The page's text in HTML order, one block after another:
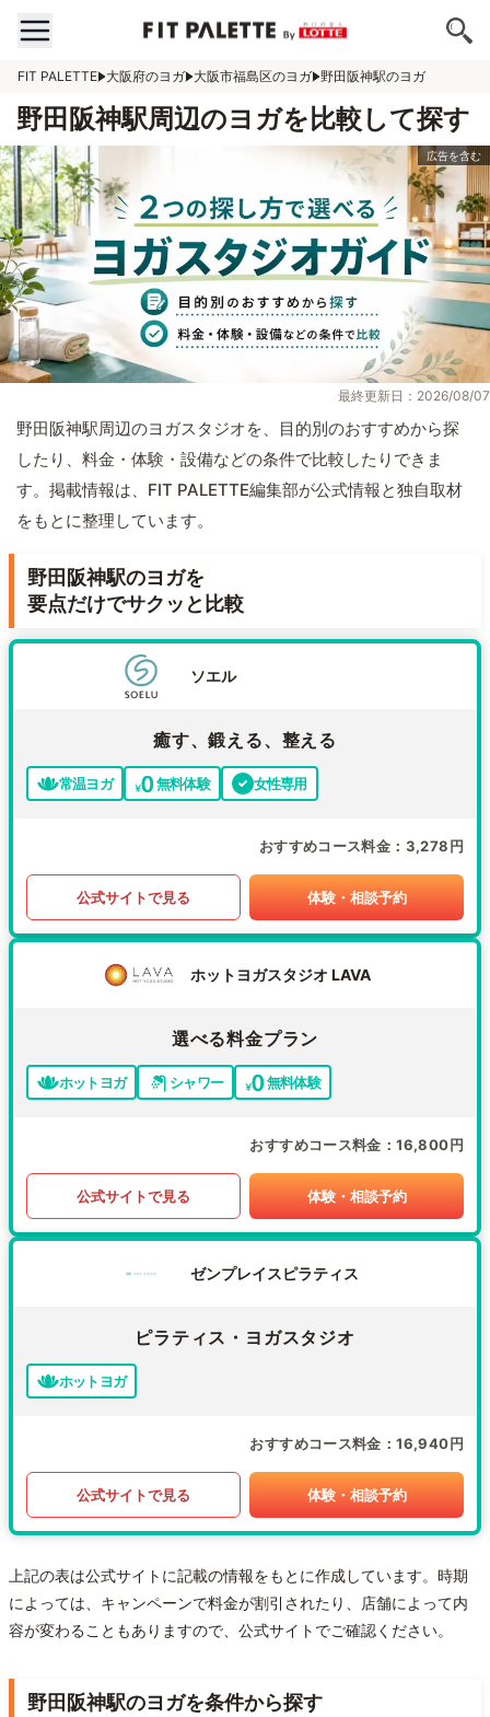
FIT PALETTE 大阪府のヨガ 大阪市福島区のヨガ 野田阪神駅のヨガ
野田阪神駅周辺のヨガを比較して探す
最終更新日：2026/08/07
野田阪神駅周辺のヨガスタジオを、目的別のおすすめから探
したり、料金・体験・設備などの条件で比較したりできま
す。掲載情報は、FIT PALETTE編集部が公式情報と独自取材
をもとに整理しています。
野田阪神駅のヨガを
要点だけでサクッと比較
ソエル
癒す、鍛える、整える
常温ヨガ 無料体験 女性専用
おすすめコース料金 3,278円
公式サイトで見る 体験・相談予約
ホットヨガスタジオ LAVA
選べる料金プラン
ホットヨガ シャワー 無料体験
おすすめコース料金 16,800円
公式サイトで見る 体験・相談予約
ゼンプレイスピラティス
ピラティス・ヨガスタジオ
ホットヨガ
おすすめコース料金 16,940円
公式サイトで見る 体験・相談予約
上記の表は公式サイトに記載の情報をもとに作成しています。時期
によっては、キャンペーンで料金が割引されたり、店舗によって内
容が変わることもありますので、公式サイトでご確認ください。
野田阪神駅のヨガを条件から探す